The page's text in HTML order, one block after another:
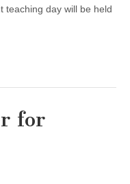
teaching day will be held
for